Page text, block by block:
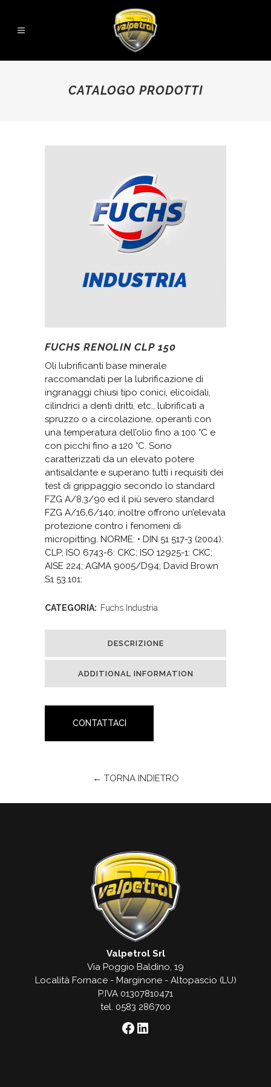
CATALOGO PRODOTTI
FUCHS RENOLIN CLP 150
Oli lubrificanti base minerale
raccomandati per la lubrificazione di
ingranaggi chiusi tipo conici, elicoidali,
cilindrici a denti dritti, etc., lubrificati a
spruzzo o a circolazione, operanti con
una temperatura dell’olio fino a 100 °C e
con picchi fino a 120 °C. Sono
caratterizzati da un elevato potere
antisaldante e superano tutti i requisiti dei
test di grippaggio secondo lo standard
FZG A/8,3/90 ed il più severo standard
FZG A/16,6/140; inoltre offrono un’elevata
protezione contro i fenomeni di
micropitting. NORME: • DIN 51 517-3 (2004):
CLP; ISO 6743-6: CKC; ISO 12925-1: CKC;
AISE 224; AGMA 9005/D94; David Brown
S1 53.101:
CATEGORIA: Fuchs Industria
DESCRIZIONE
ADDITIONAL INFORMATION
CONTATTACI
← TORNA INDIETRO
Valpetrol Srl
Via Poggio Baldino, 19
Località Fornace - Marginone - Altopascio (LU)
P.IVA 01307810471
tel. 0583 286700
Facebook
LinkedIn